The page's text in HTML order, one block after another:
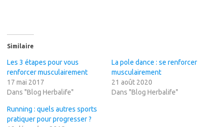
Similaire
Les 3 étapes pour vous
renforcer musculairement
17 mai 2017
Dans "Blog Herbalife"
La pole dance : se renforcer
musculairement
21 août 2020
Dans "Blog Herbalife"
Running : quels autres sports
pratiquer pour progresser ?